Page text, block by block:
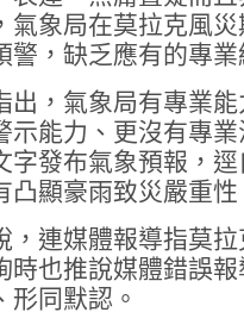
氣象局在莫拉克風
警，缺乏應有的專
出，氣象局有專業
示能力、更沒有專
字發布氣象預報，
凸顯豪雨致災嚴重性
，連媒體報導指莫
時也推說媒體錯誤
形同默認。